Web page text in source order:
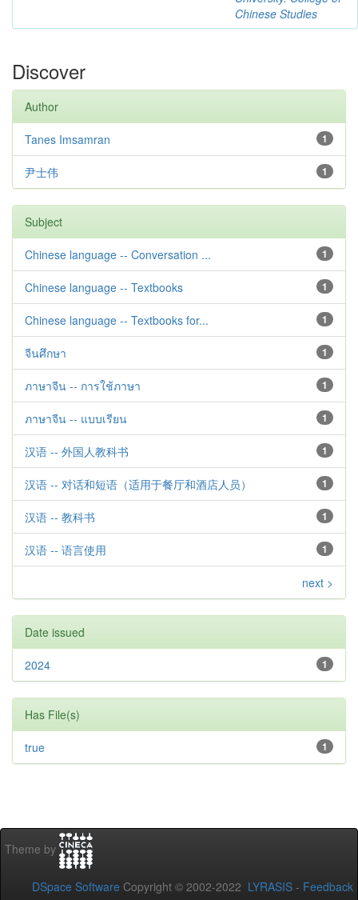
Chinese Studies
Discover
Author
1
Tanes Imsamran
1
尹士伟
Subject
1
Chinese language -- Conversation ...
1
Chinese language -- Textbooks
1
Chinese language -- Textbooks for...
1
จีนศึกษา
1
ภาษาจีน -- การใช้ภาษา
1
ภาษาจีน -- แบบเรียน
1
汉语 -- 外国人教科书
1
汉语 -- 对话和短语（适用于餐厅和酒店人员）
1
汉语 -- 教科书
1
汉语 -- 语言使用
next >
Date issued
1
2024
Has File(s)
1
true
Theme by
DSpace Software Copyright © 2002-2022 LYRASIS - Feedback